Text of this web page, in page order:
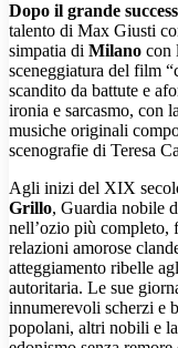
Dopo il grande
talento di Max Giusti
simpatia di Milano con
sceneggiatura del film
scandito da battute e
ironia e sarcasmo, con
musiche originali
scenografie di Teresa
Agli inizi del XIX
Grillo, Guardia nobile
nell’ozio più completo,
relazioni amorose
atteggiamento ribelle
autoritaria. Le sue
innumerevoli scherzi e
popolani, altri nobili e